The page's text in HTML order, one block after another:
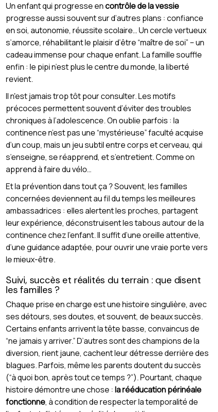
Un enfant qui progresse encontrôle de la vessie
progresse aussi souvent sur d’autres plans : confiance
en soi, autonomie, réussite scolaire… Un cercle vertueux
s’amorce, réhabilitant le plaisir d’être “maître de soi” – un
cadeau immense pour chaque enfant. La famille souffle
enfin : le pipi n’est plus le centre du monde, la liberté
revient.
Il n'est jamais trop tôt pour consulter. Les motifs
précoces permettent souvent d’éviter des troubles
chroniques à l’adolescence. On oublie parfois : la
continence n’est pas une “mystérieuse” faculté acquise
d’un coup, mais un jeu subtil entre corps et cerveau, qui
s’enseigne, se réapprend, et s’entretient. Comme on
apprend à faire du vélo…
Et la prévention dans tout ça ? Souvent, les familles
concernées deviennent au fil du temps les meilleures
ambassadrices : elles alertent les proches, partagent
leur expérience, déconstruisent les tabous autour de la
continence chez l’enfant. Il suffit d’une oreille attentive,
d’une guidance adaptée, pour ouvrir une vraie porte vers
le mieux-être.
Suivi, succès et réalités du terrain : que disent
les familles ?
Chaque prise en charge est une histoire singulière, avec
ses détours, ses doutes, et souvent, de beaux succès.
Certains enfants arrivent la tête basse, convaincus de
“ne jamais y arriver.” D’autres sont des champions de la
diversion, rient jaune, cachent leur détresse derrière des
blagues. Parfois, même les parents doutent du succès
(“à quoi bon, après tout ce temps ?”). Pourtant, chaque
histoire démontre une chose : la rééducation périnéale
fonctionne, à condition de respecter la temporalité de